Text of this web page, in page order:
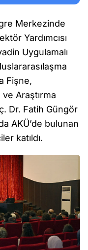
Merkezinde
Yardımcısı
Uygulamalı
Fişne,
Araştırma
Dr. Fatih Güngör
AKÜ’de bulunan
katıldı.